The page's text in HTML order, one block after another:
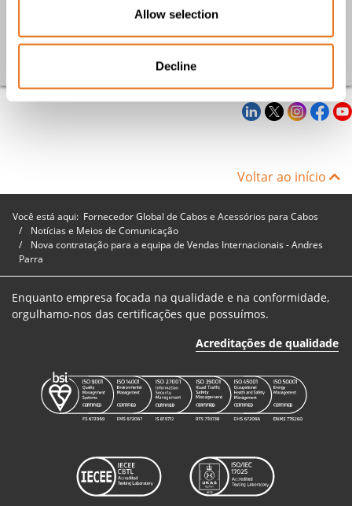
Allow selection
Decline
Acreditação de frota FORS Silver
Voltar
Voltar ao início
Você está aqui: Fornecedor Global de Cabos e Acessórios para Cabos
Notícias e Meios de Comunicação
Nova contratação para a equipa de Vendas Internacionais - Andres
Parra
Enquanto empresa focada na qualidade e na conformidade,
orgulhamo-nos das certificações que possuímos.
Acreditações de qualidade